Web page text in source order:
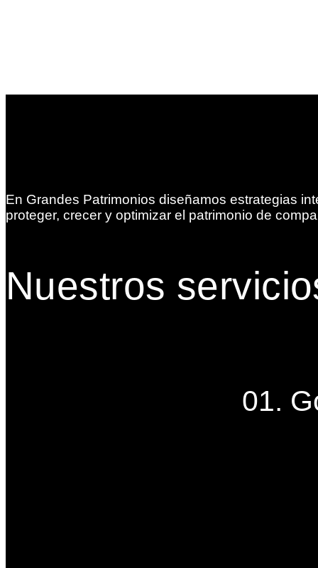
En Grandes Patrimonios diseñamos estrategias
proteger, crecer y optimizar el patrimonio de
Nuestros
01.